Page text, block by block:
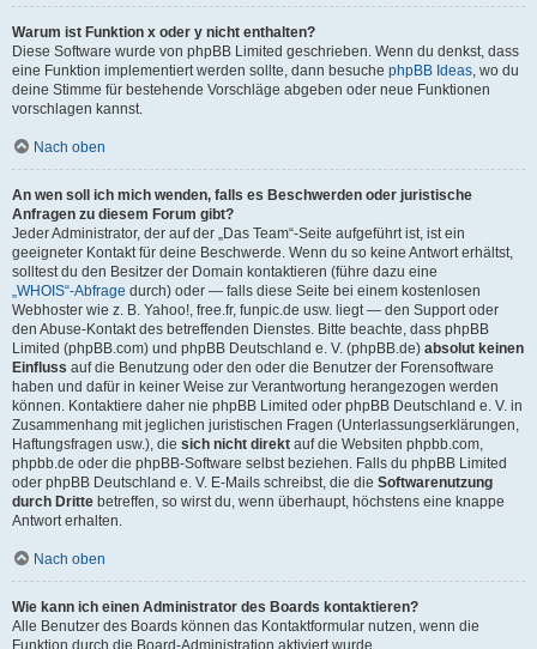
Warum ist Funktion x oder y nicht enthalten?
Diese Software wurde von phpBB Limited geschrieben. Wenn du denkst, dass
eine Funktion implementiert werden sollte, dann besuche phpBB Ideas, wo du
deine Stimme für bestehende Vorschläge abgeben oder neue Funktionen
vorschlagen kannst.
Nach oben
An wen soll ich mich wenden, falls es Beschwerden oder juristische
Anfragen zu diesem Forum gibt?
Jeder Administrator, der auf der „Das Team“-Seite aufgeführt ist, ist ein
geeigneter Kontakt für deine Beschwerde. Wenn du so keine Antwort erhältst,
solltest du den Besitzer der Domain kontaktieren (führe dazu eine
„WHOIS“-Abfrage durch) oder — falls diese Seite bei einem kostenlosen
Webhoster wie z. B. Yahoo!, free.fr, funpic.de usw. liegt — den Support oder
den Abuse-Kontakt des betreffenden Dienstes. Bitte beachte, dass phpBB
Limited (phpBB.com) und phpBB Deutschland e. V. (phpBB.de) absolut keinen
Einfluss auf die Benutzung oder den oder die Benutzer der Forensoftware
haben und dafür in keiner Weise zur Verantwortung herangezogen werden
können. Kontaktiere daher nie phpBB Limited oder phpBB Deutschland e. V. in
Zusammenhang mit jeglichen juristischen Fragen (Unterlassungserklärungen,
Haftungsfragen usw.), die sich nicht direkt auf die Websiten phpbb.com,
phpbb.de oder die phpBB-Software selbst beziehen. Falls du phpBB Limited
oder phpBB Deutschland e. V. E-Mails schreibst, die die Softwarenutzung
durch Dritte betreffen, so wirst du, wenn überhaupt, höchstens eine knappe
Antwort erhalten.
Nach oben
Wie kann ich einen Administrator des Boards kontaktieren?
Alle Benutzer des Boards können das Kontaktformular nutzen, wenn die
Funktion durch die Board-Administration aktiviert wurde.